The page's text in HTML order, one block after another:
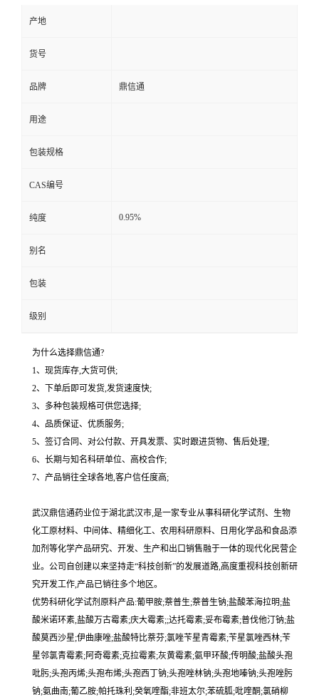
产地
货号
品牌 鼎信通
用途
包装规格
CAS编号
纯度 0.95%
别名
包装
级别
为什么选择鼎信通?
1、现货库存,大货可供;
2、下单后即可发货,发货速度快;
3、多种包装规格可供您选择;
4、品质保证、优质服务;
5、签订合同、对公付款、开具发票、实时跟进货物、售后处理;
6、长期与知名科研单位、高校合作;
7、产品销往全球各地,客户信任度高;
武汉鼎信通药业位于湖北武汉市,是一家专业从事科研化学试剂、生物
化工原材料、中间体、精细化工、农用科研原料、日用化学品和食品添
加剂等化学产品研究、开发、生产和出口销售融于一体的现代化民营企
业。公司自创建以来坚持走“科技创新”的发展道路,高度重视科技创新研
究开发工作,产品已销往多个地区。
优势科研化学试剂原料产品:葡甲胺;萘普生;萘普生钠;盐酸苯海拉明;盐
酸米诺环素,盐酸万古霉素;庆大霉素;;达托霉素;妥布霉素;普伐他汀钠;盐
酸莫西沙星;伊曲康唑;盐酸特比萘芬;氯唑苄星青霉素;苄星氯唑西林;苄
星邻氯青霉素;阿奇霉素;克拉霉素;灰黄霉素;氨甲环酸;传明酸;盐酸头孢
吡肟;头孢丙烯;头孢布烯;头孢西丁钠;头孢唑林钠;头孢地嗪钠;头孢唑肟
钠;氨曲南;葡乙胺;帕托珠利;癸氧喹酯;非班太尔;苯硫胍;吡喹酮;氯硝柳